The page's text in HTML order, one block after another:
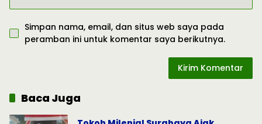
Simpan nama, email, dan situs web saya pada
peramban ini untuk komentar saya berikutnya.
Baca Juga